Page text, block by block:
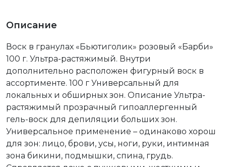
Описание
Воск в гранулах «Бьютиголик» розовый «Барби»
100 г. Ультра-растяжимый. Внутри
дополнительно расположен фигурный воск в
ассортименте. 100 г Универсальный для
локальных и обширных зон. Описание Ультра-
растяжимый прозрачный гипоаллергенный
гель-воск для депиляции больших зон.
Универсальное применение – одинаково хорош
для зон: лицо, брови, усы, ноги, руки, интимная
зона бикини, подмышки, спина, грудь.